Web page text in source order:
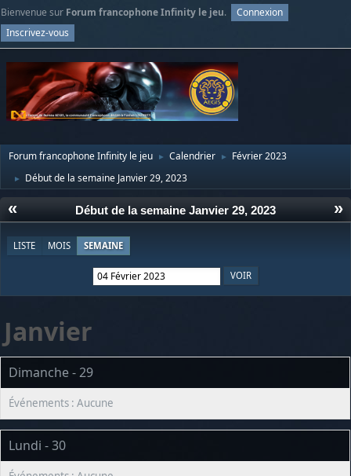
Bienvenue sur Forum francophone Infinity le jeu.
Connexion
Inscrivez-vous
Forum francophone Infinity le jeu ► Calendrier ► Février 2023
► Début de la semaine Janvier 29, 2023
« »
Début de la semaine Janvier 29, 2023
LISTE MOIS SEMAINE
Janvier
Dimanche - 29
Lundi - 30